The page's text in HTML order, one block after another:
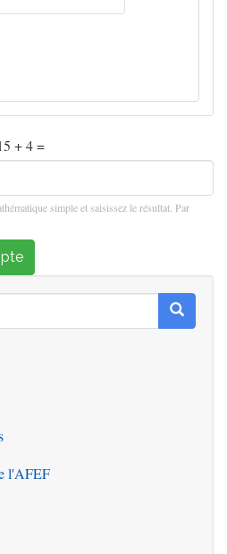
+ 4 =
simple et saisissez le résultat. Par
l'AFEF